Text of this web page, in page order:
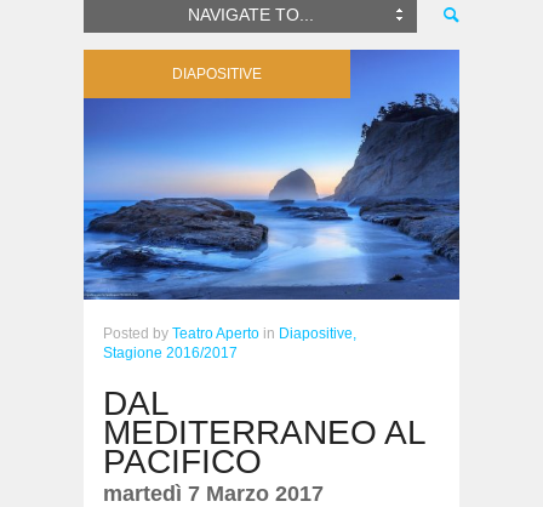
NAVIGATE TO...
DIAPOSITIVE
Posted by Teatro Aperto in Diapositive,
Stagione 2016/2017
DAL
MEDITERRANEO AL
PACIFICO
martedì 7 Marzo 2017